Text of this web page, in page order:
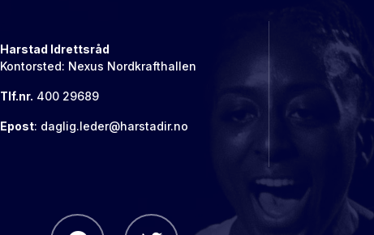
Harstad Idrettsråd
Kontorsted: Nexus Nordkrafthallen
Tlf.nr. 400 29689
Epost: daglig.leder@harstadir.no